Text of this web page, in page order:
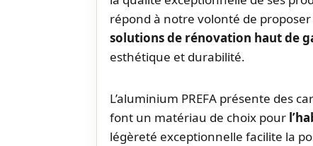
répond à notre volonté de
solutions de rénovation haut de
esthétique et durabilité.
L’aluminium PREFA présente des
font un matériau de choix pour
légèreté exceptionnelle facilite la